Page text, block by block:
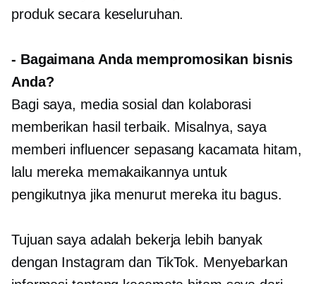
produk secara keseluruhan.
- Bagaimana Anda mempromosikan bisnis
Anda?
Bagi saya, media sosial dan kolaborasi
memberikan hasil terbaik. Misalnya, saya
memberi influencer sepasang kacamata hitam,
lalu mereka memakaikannya untuk
pengikutnya jika menurut mereka itu bagus.
Tujuan saya adalah bekerja lebih banyak
dengan Instagram dan TikTok. Menyebarkan